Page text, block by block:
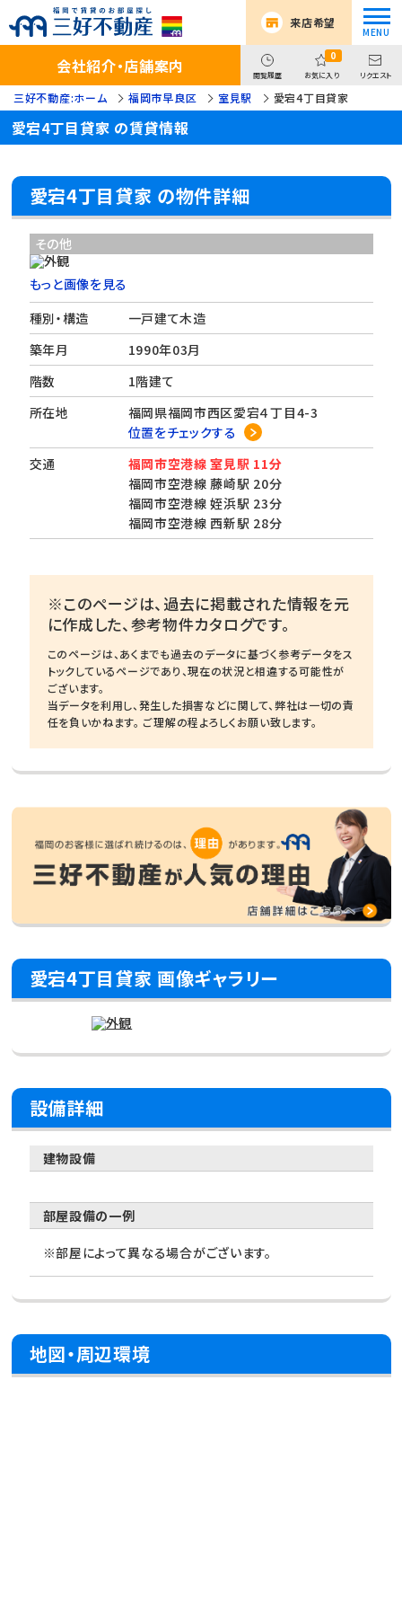
来店希望
会社紹介・店舗案内 閲覧履歴
0
お気に入り リクエスト
三好不動産:ホーム 福岡市早良区 室見駅 愛宕4丁目貸家
愛宕4丁目貸家 の賃貸情報
愛宕4丁目貸家 の物件詳細
その他
もっと画像を見る
種別・構造
一戸建て木造
築年月
1990年03月
階数
1階建て
所在地
福岡県福岡市西区愛宕４丁目4-3
位置をチェックする
交通
福岡市空港線 室見駅 11分
福岡市空港線 藤崎駅 20分
福岡市空港線 姪浜駅 23分
福岡市空港線 西新駅 28分
※このページは、過去に掲載された情報を元
に作成した、参考物件カタログです。
このページは、あくまでも過去のデータに基づく参考データをス
トックしているページであり、現在の状況と相違する可能性が
ございます。
当データを利用し、発生した損害などに関して、弊社は一切の責
任を負いかねます。 ご理解の程よろしくお願い致します。
愛宕4丁目貸家 画像ギャラリー
設備詳細
建物設備
部屋設備の一例
※部屋によって異なる場合がございます。
地図・周辺環境